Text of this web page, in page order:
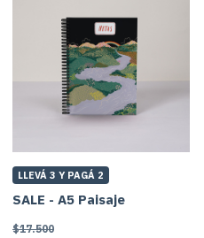
SALE - A5 Paisaje
$17.500
LLEVÁ 3 Y PAGÁ 2